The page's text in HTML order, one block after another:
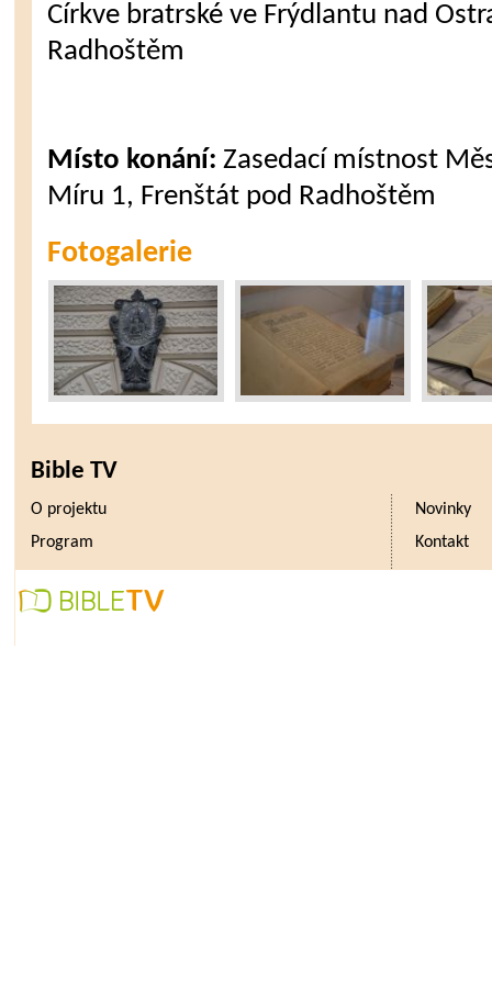
Církve bratrské ve Frýdlantu nad
Radhoštěm
Místo konání: Zasedací místnost
Míru 1, Frenštát pod Radhoštěm
Fotogalerie
Bible TV
O projektu
Novinky
Program
Kontakt